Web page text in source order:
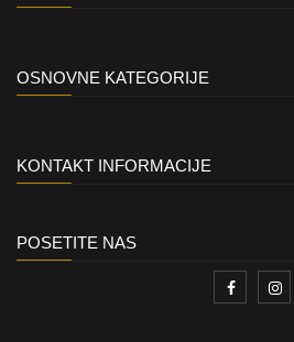
OSNOVNE KATEGORIJE
KONTAKT INFORMACIJE
POSETITE NAS